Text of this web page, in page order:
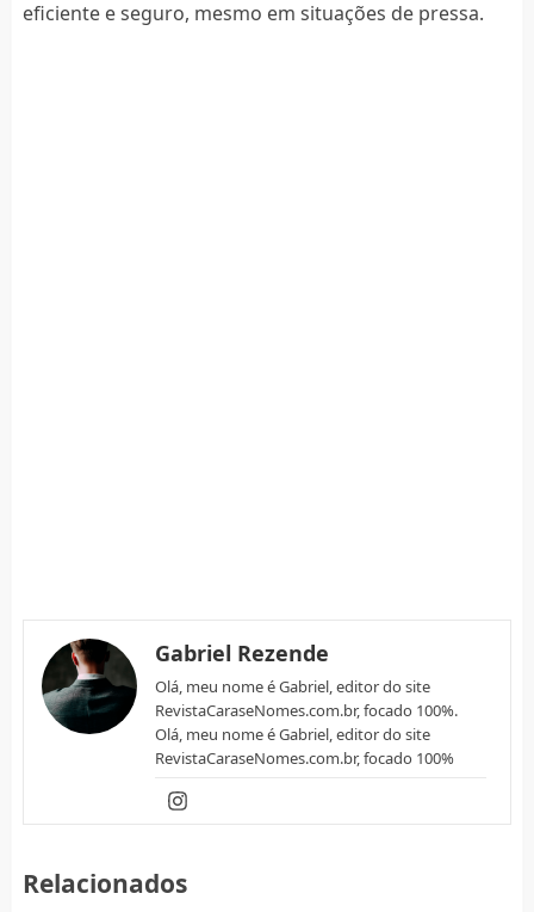
eficiente e seguro, mesmo em situações de pressa.
Gabriel Rezende
Olá, meu nome é Gabriel, editor do site
RevistaCaraseNomes.com.br, focado 100%.
Olá, meu nome é Gabriel, editor do site
RevistaCaraseNomes.com.br, focado 100%
Relacionados